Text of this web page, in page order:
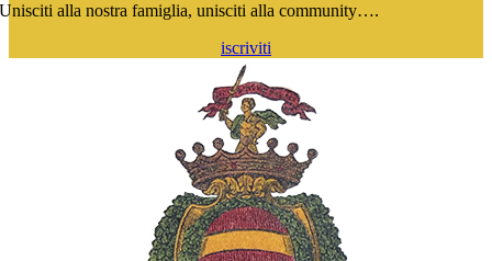
Unisciti alla nostra famiglia, unisciti alla community….
iscriviti